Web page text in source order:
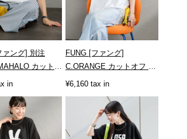
ァング] 別注
カットオ
Tシャツ
in
FUNG [ファング]
C.ORANGE カットオフ プ
リントTシャツ
¥6,160 tax in